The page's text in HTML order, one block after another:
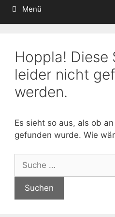
Menü
Hoppla! Diese
leider nicht
werden.
Es sieht so aus, als ob
gefunden wurde. Wie
nach: